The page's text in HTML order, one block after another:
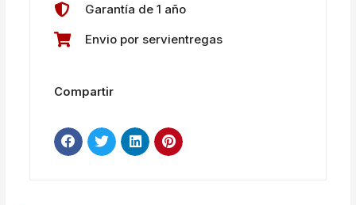
Garantía de 1 año
Envio por servientregas
Compartir